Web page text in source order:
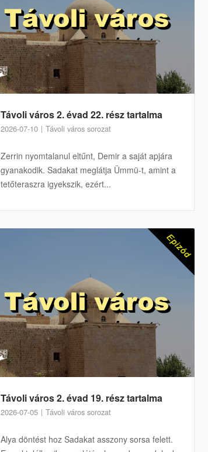
Távoli város 2. évad 22. rész tartalma
2026-07-10 Távoli város sorozat
Zerrin nyomtalanul eltűnt, Demir a saját apjára
gyanakodik. Sadakat meglátja Ümmü-t, amint a
tetőteraszra igyekszik, ezért...
Távoli város 2. évad 19. rész tartalma
2026-07-05 Távoli város sorozat
Alya döntést hoz Sadakat asszony sorsa felett.